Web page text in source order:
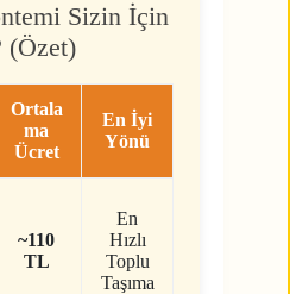
Sizin İçin
(Özet)
Ortala
ma
Ücret
En İyi
Yönü
~110
TL
En
Hızlı
Toplu
Taşıma